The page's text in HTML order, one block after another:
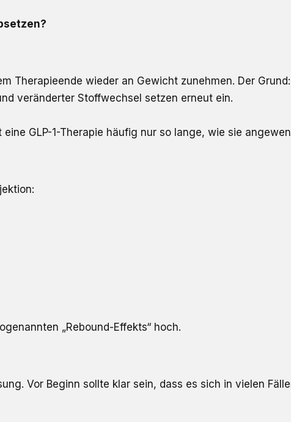
Therapieende wieder an Gewicht zunehmen. Der
veränderter Stoffwechsel setzen erneut ein.
GLP-1-Therapie häufig nur so lange, wie sie
„Rebound-Effekts“ hoch.
Vor Beginn sollte klar sein, dass es sich in vielen